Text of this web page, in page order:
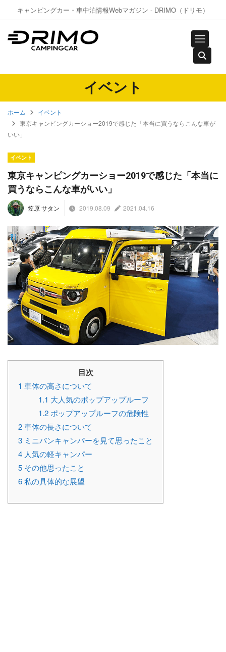
キャンピングカー・車中泊情報Webマガジン - DRIMO（ドリモ）
イベント
ホーム
イベント
東京キャンピングカーショー2019で感じた「本当に買うならこんな車が
いい」
イベント
東京キャンピングカーショー2019で感じた「本当に
買うならこんな車がいい」
笠原 サタン 2019.08.09 2021.04.16
目次
1 車体の高さについて
1.1 大人気のポップアップルーフ
1.2 ポップアップルーフの危険性
2車体の長さについて
3 ミニバンキャンパーを見て思ったこと
4 人気の軽キャンパー
5 その他思ったこと
6私の具体的な展望